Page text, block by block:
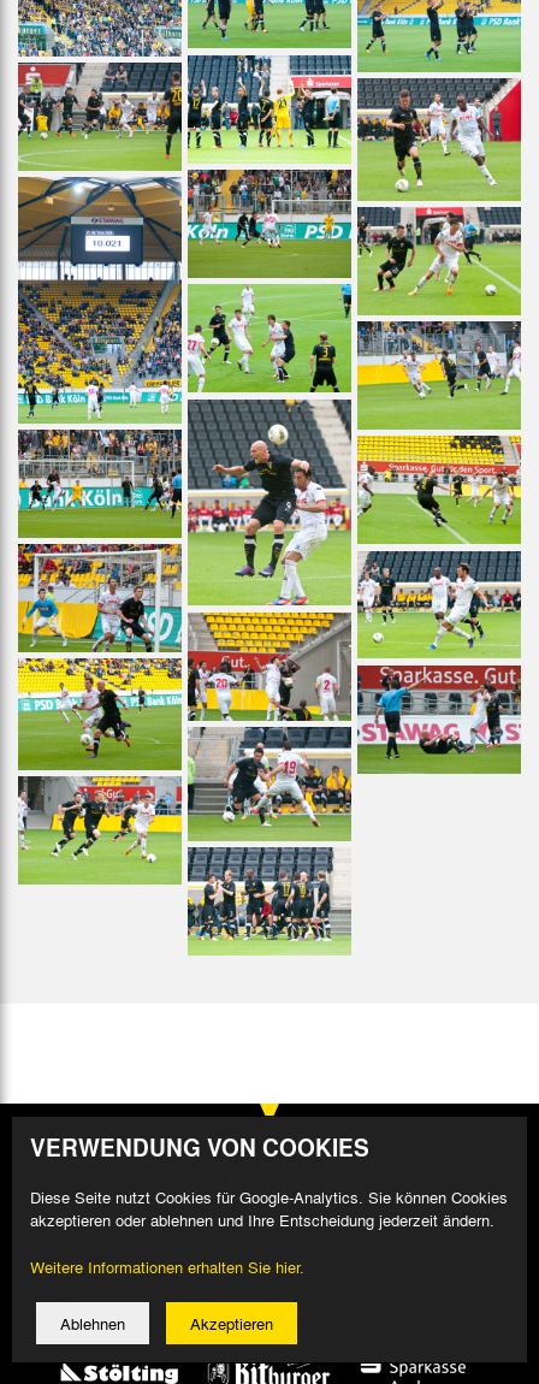
VERWENDUNG VON COOKIES
Diese Seite nutzt Cookies für Google-Analytics. Sie können Cookies
akzeptieren oder ablehnen und Ihre Entscheidung jederzeit ändern.
Weitere Informationen erhalten Sie hier.
Ablehnen Akzeptieren